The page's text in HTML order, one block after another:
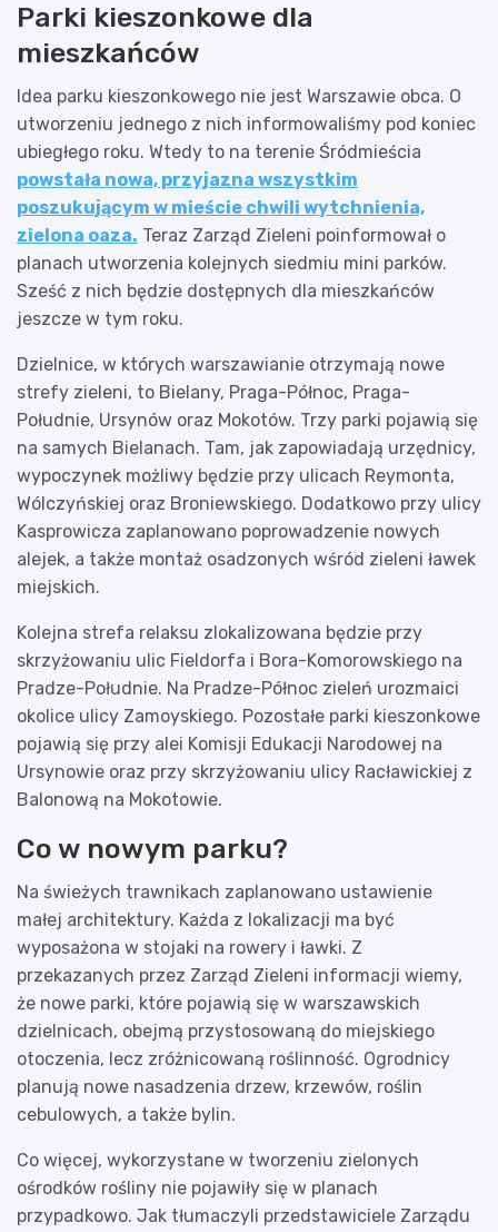
Parki kieszonkowe dla
mieszkańców
Idea parku kieszonkowego nie jest Warszawie obca. O
utworzeniu jednego z nich informowaliśmy pod koniec
ubiegłego roku. Wtedy to na terenie Śródmieścia
powstała nowa, przyjazna wszystkim
poszukującym w mieście chwili wytchnienia,
zielona oaza. Teraz Zarząd Zieleni poinformował o
planach utworzenia kolejnych siedmiu mini parków.
Sześć z nich będzie dostępnych dla mieszkańców
jeszcze w tym roku.
Dzielnice, w których warszawianie otrzymają nowe
strefy zieleni, to Bielany, Praga-Północ, Praga-
Południe, Ursynów oraz Mokotów. Trzy parki pojawią się
na samych Bielanach. Tam, jak zapowiadają urzędnicy,
wypoczynek możliwy będzie przy ulicach Reymonta,
Wólczyńskiej oraz Broniewskiego. Dodatkowo przy ulicy
Kasprowicza zaplanowano poprowadzenie nowych
alejek, a także montaż osadzonych wśród zieleni ławek
miejskich.
Kolejna strefa relaksu zlokalizowana będzie przy
skrzyżowaniu ulic Fieldorfa i Bora-Komorowskiego na
Pradze-Południe. Na Pradze-Północ zieleń urozmaici
okolice ulicy Zamoyskiego. Pozostałe parki kieszonkowe
pojawią się przy alei Komisji Edukacji Narodowej na
Ursynowie oraz przy skrzyżowaniu ulicy Racławickiej z
Balonową na Mokotowie.
Co w nowym parku?
Na świeżych trawnikach zaplanowano ustawienie
małej architektury. Każda z lokalizacji ma być
wyposażona w stojaki na rowery i ławki. Z
przekazanych przez Zarząd Zieleni informacji wiemy,
że nowe parki, które pojawią się w warszawskich
dzielnicach, obejmą przystosowaną do miejskiego
otoczenia, lecz zróżnicowaną roślinność. Ogrodnicy
planują nowe nasadzenia drzew, krzewów, roślin
cebulowych, a także bylin.
Co więcej, wykorzystane w tworzeniu zielonych
ośrodków rośliny nie pojawiły się w planach
przypadkowo. Jak tłumaczyli przedstawiciele Zarządu